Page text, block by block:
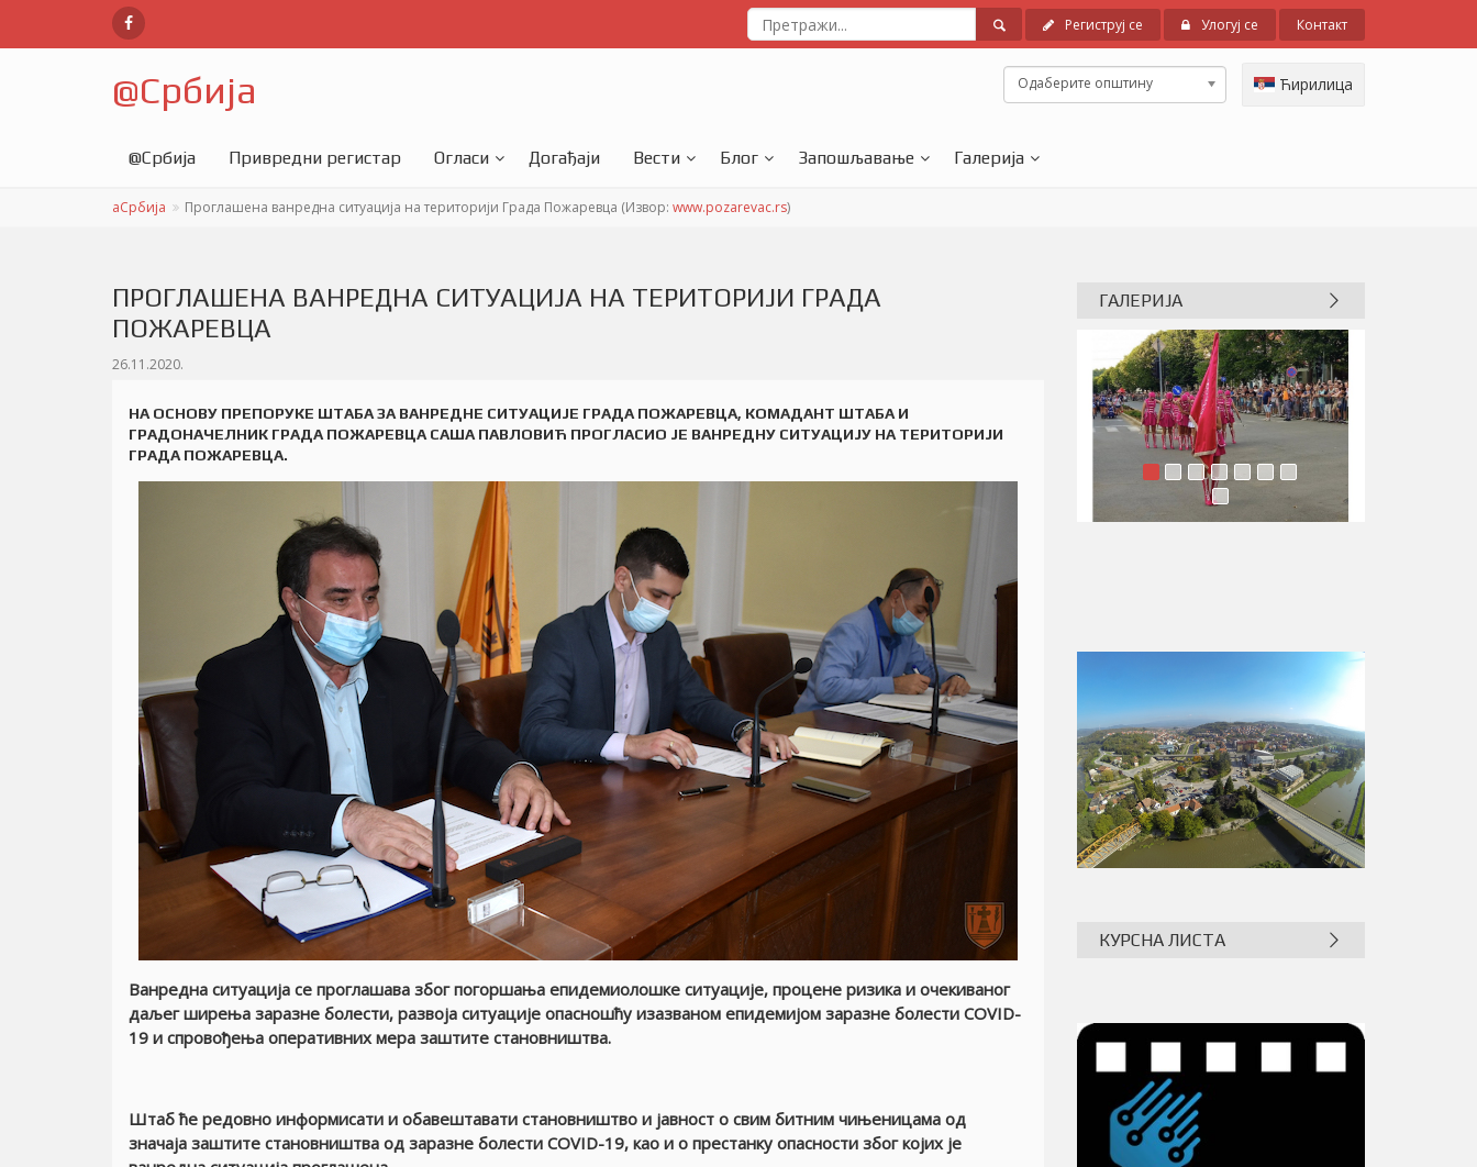
Региструј се Улогуј се Контакт
@Србија Одаберите општину Ћирилица
@Србија Привредни регистар Огласи Догађаји Вести Блог Запошљавање Галерија
аСрбија Проглашена ванредна ситуација на територији Града Пожаревца (Извор: www.pozarevac.rs)
ПРОГЛАШЕНА ВАНРЕДНА СИТУАЦИЈА НА ТЕРИТОРИЈИ ГРАДА
ПОЖАРЕВЦА
26.11.2020.
НА ОСНОВУ ПРЕПОРУКЕ ШТАБА ЗА ВАНРЕДНЕ СИТУАЦИЈЕ ГРАДА ПОЖАРЕВЦА, КОМАДАНТ ШТАБА И
ГРАДОНАЧЕЛНИК ГРАДА ПОЖАРЕВЦА САША ПАВЛОВИЋ ПРОГЛАСИО ЈЕ ВАНРЕДНУ СИТУАЦИЈУ НА ТЕРИТОРИЈИ
ГРАДА ПОЖАРЕВЦА.
Ванредна ситуација се проглашава због погоршања епидемиолошке ситуације, процене ризика и очекиваног
даљег ширења заразне болести, развоја ситуације опасношћу изазваном епидемијом заразне болести COVID-
19 и спровођења оперативних мера заштите становништва.
Штаб ће редовно информисати и обавештавати становништво и јавност о свим битним чињеницама од
значаја заштите становништва од заразне болести COVID-19, као и о престанку опасности због којих је
ГАЛЕРИЈА
КУРСНА ЛИСТА